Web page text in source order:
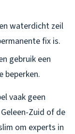
waterdicht zeil
fix is.
gebruik een
beperken.
vaak geen
Zuid of de
om experts in